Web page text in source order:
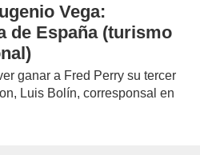
Vega:
de España (turismo
ganar a Fred Perry su tercer
Luis Bolín, corresponsal en